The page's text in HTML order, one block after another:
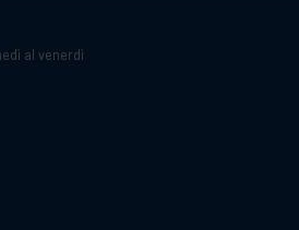
al venerdì